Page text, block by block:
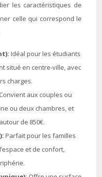
les caractéristiques de
celle qui correspond le
Idéal pour les étudiants
situé en centre-ville, avec
charges.
Convient aux couples ou
ou deux chambres, et
de 850€.
Parfait pour les familles
et de confort,